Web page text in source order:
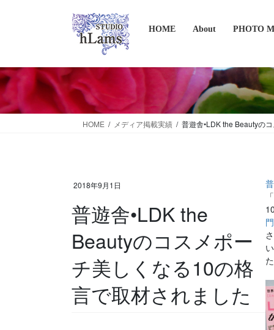
ツ
に
移
動
シ
ョ
ン
に
HOME About PHOTO
HOME メディア掲載実績 普遊舎•LDK the Beautyの
2018年9月1日
普遊舎•LDK the
Beautyのコスメポー
チ美しくなる10の格
言で取材されました
「